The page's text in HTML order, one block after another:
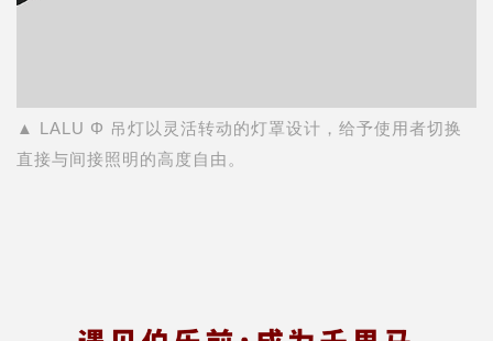
▲ LALU Φ 吊灯以灵活转动的灯罩设计，给予使用者切换
直接与间接照明的高度自由。